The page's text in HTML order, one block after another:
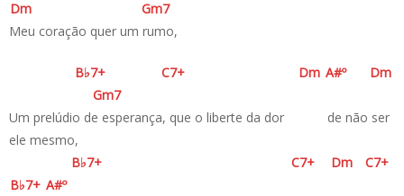
Dm Gm7
Meu coração quer um rumo,
B♭7+ C7+ Dm A#º Dm
Gm7
Um prelúdio de esperança, que o liberte da dor de não ser
ele mesmo,
B♭7+ C7+ Dm C7+
B♭7+ A#º